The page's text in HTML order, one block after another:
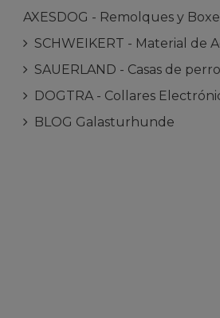
AXESDOG - Remolques y
SCHWEIKERT - Material de
SAUERLAND - Casas de
DOGTRA - Collares
BLOG Galasturhunde